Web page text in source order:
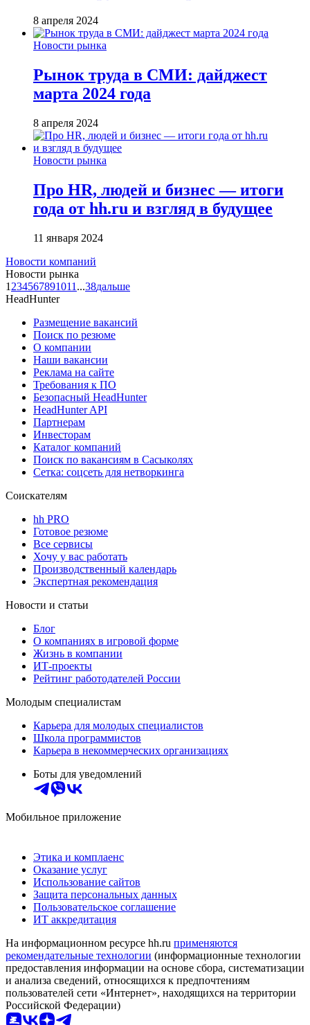
8 апреля 2024
Новости рынка
Рынок труда в СМИ: дайджест
марта 2024 года
8 апреля 2024
Новости рынка
Про HR, людей и бизнес — итоги
года от hh.ru и взгляд в будущее
11 января 2024
Новости компаний
Новости рынка
1 234567891011 ...38дальше
HeadHunter
Размещение вакансий
Поиск по резюме
О компании
Наши вакансии
Реклама на сайте
Требования к ПО
Безопасный HeadHunter
HeadHunter API
Партнерам
Инвесторам
Каталог компаний
Поиск по вакансиям в Сасыколях
Сетка: соцсеть для нетворкинга
Соискателям
hh PRO
Готовое резюме
Все сервисы
Хочу у вас работать
Производственный календарь
Экспертная рекомендация
Новости и статьи
Блог
О компаниях в игровой форме
Жизнь в компании
ИТ-проекты
Рейтинг работодателей России
Молодым специалистам
Карьера для молодых специалистов
Школа программистов
Карьера в некоммерческих организациях
Боты для уведомлений
Мобильное приложение
Этика и комплаенс
Оказание услуг
Использование сайтов
Защита персональных данных
Пользовательское соглашение
ИТ аккредитация
На информационном ресурсе hh.ru применяются
рекомендательные технологии (информационные технологии
предоставления информации на основе сбора, систематизации
и анализа сведений, относящихся к предпочтениям
пользователей сети «Интернет», находящихся на территории
Российской Федерации)